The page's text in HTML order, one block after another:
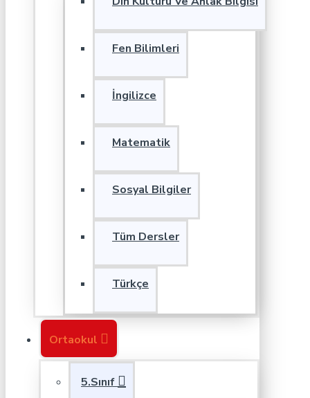
Fen Bilimleri
İngilizce
Matematik
Sosyal Bilgiler
Tüm Dersler
Türkçe
Ortaokul
5.Sınıf